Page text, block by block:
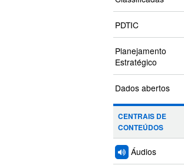
PDTIC
Planejamento
Estratégico
Dados abertos
CENTRAIS DE
CONTEÚDOS
Áudios